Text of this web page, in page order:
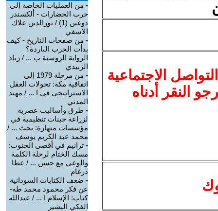
الاجتماعية
النقر أدناه
- من العمليات الخاصة إلى
حرب الحضارات - ألكسندر
دوغين (1) / نورالدين علاك
الاسفي
- من صفحات التاريخ - كيف
بدأت الحرب الباردة؟
الرواية الروسية ب ... / زياد
الزبيدي
-
من مرحلة 1979 إلى
اتفاقية مكة: تحولات العقل
الاستراتيجي في ا ... / مهند
المدني
- طرق وأساليب عصرية
لزراعة جينات تنظيمية في
مؤسسات منهارة: بحث ... /
محمد عبد الكريم يوسف
- ترانيم في أقصى الجنوب:
مسك الختام لرحلة الكلمة
والوعي مع حسن ... / عطا
درغام
- ضعف الكتابات السودانية
عن فكر محمود محمد طه-
كتاب: الإسلام ا ... / عبدالله
الفكي البشير